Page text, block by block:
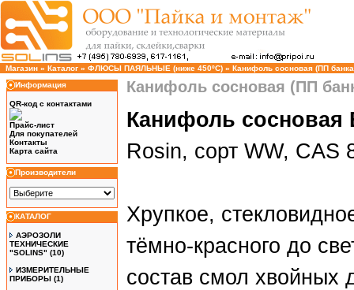
Магазин » Каталог » ФЛЮСЫ ПАЯЛЬНЫЕ (ниже 450ºC) » Канифоль сосновая (ПП
Информация
QR-код с контактами
Прайс-лист
Для покупателей
Контакты
Карта сайта
Производители
КАТАЛОГ
АЭРОЗОЛИ
ТЕХНИЧЕСКИЕ
"SOLINS" (10)
ИЗМЕРИТЕЛЬНЫЕ
ПРИБОРЫ (1)
Канифоль сосновая (ПП
Канифоль сосновая
Rosin, сорт WW, CAS
Хрупкое,
тёмно-красного до
состав смол хвойных